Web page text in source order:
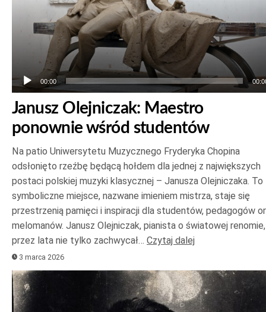
00:00
Janusz Olejniczak: Maestro
ponownie wśród studentów
Na patio Uniwersytetu Muzycznego Fryderyka Chopina
odsłonięto rzeźbę będącą hołdem dla jednej z największych
postaci polskiej muzyki klasycznej – Janusza Olejniczaka. To
symboliczne miejsce, nazwane imieniem mistrza, staje się
przestrzenią pamięci i inspiracji dla studentów, pedagogów
melomanów. Janusz Olejniczak, pianista o światowej renomie,
przez lata nie tylko zachwycał… Czytaj dalej
3 marca 2026
Odtwarzacz
plików